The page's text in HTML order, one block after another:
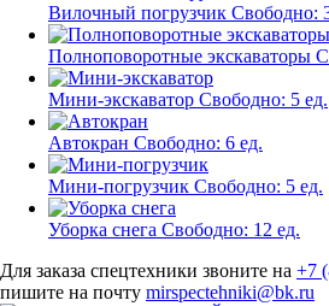
Вилочный погрузчик Свободно:
Полноповоротные экскаваторы
Мини-экскаватор Свободно: 5 ед.
Автокран Свободно: 6 ед.
Мини-погрузчик Свободно: 5 ед.
Уборка снега Свободно: 12 ед.
Для заказа спецтехники звоните на +7
пишите на почту mirspectehniki@bk.ru